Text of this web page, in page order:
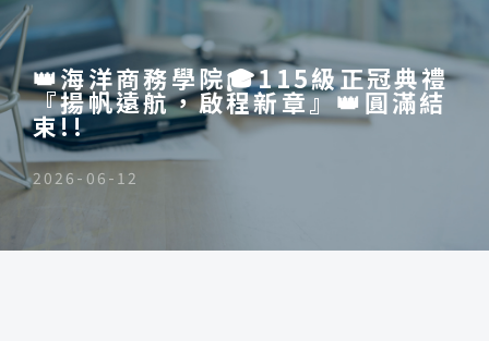
👑海洋商務學院🎓115級正冠典禮
『揚帆遠航，啟程新章』👑圓滿結
束!!
2026-06-12